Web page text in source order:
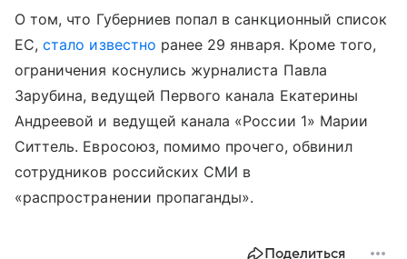
О том, что Губерниев попал в санкционный список
ЕС,стало известно ранее 29 января. Кроме того,
ограничения коснулись журналиста Павла
Зарубина, ведущей Первого канала Екатерины
Андреевой и ведущей канала «России 1» Марии
Ситтель. Евросоюз, помимо прочего, обвинил
сотрудников российских СМИ в
«распространении пропаганды».
Поделиться